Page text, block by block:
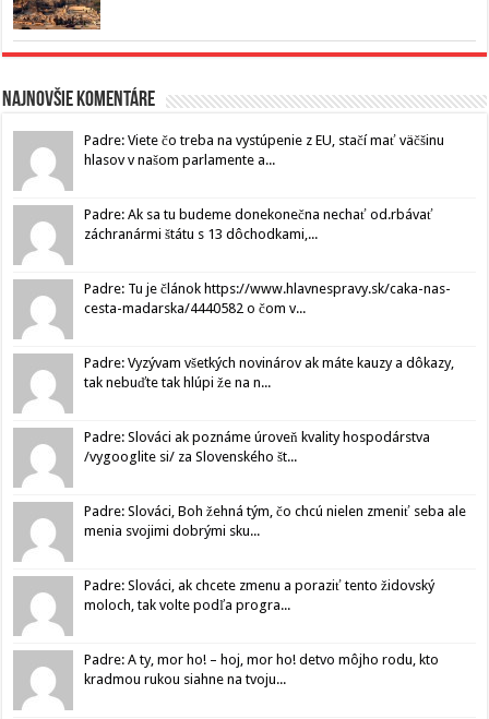
Najnovšie komentáre
Padre: Viete čo treba na vystúpenie z EU, stačí mať väčšinu
hlasov v našom parlamente a...
Padre: Ak sa tu budeme donekonečna nechať od.rbávať
záchranármi štátu s 13 dôchodkami,...
Padre: Tu je článok https://www.hlavnespravy.sk/caka-nas-
cesta-madarska/4440582 o čom v...
Padre: Vyzývam všetkých novinárov ak máte kauzy a dôkazy,
tak nebuďte tak hlúpi že na n...
Padre: Slováci ak poznáme úroveň kvality hospodárstva
/vygooglite si/ za Slovenského št...
Padre: Slováci, Boh žehná tým, čo chcú nielen zmeniť seba ale
menia svojimi dobrými sku...
Padre: Slováci, ak chcete zmenu a poraziť tento židovský
moloch, tak volte podľa progra...
Padre: A ty, mor ho! – hoj, mor ho! detvo môjho rodu, kto
kradmou rukou siahne na tvoju...